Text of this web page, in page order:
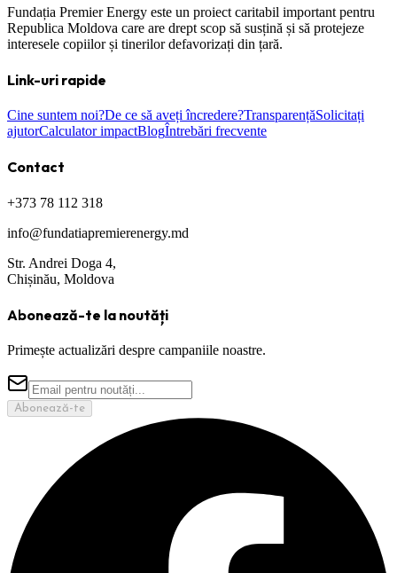
Fundația Premier Energy este un proiect caritabil important pentru
Republica Moldova care are drept scop să susțină și să protejeze
interesele copiilor și tinerilor defavorizați din țară.
Link-uri rapide
Cine suntem noi?De ce să aveți încredere?TransparențăSolicitați
ajutorCalculator impactBlogÎntrebări frecvente
Contact
+373 78 112 318
info@fundatiapremierenergy.md
Str. Andrei Doga 4,
Chișinău, Moldova
Abonează-te la noutăți
Primește actualizări despre campaniile noastre.
Abonează-te